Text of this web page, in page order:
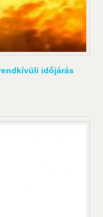
időjárás